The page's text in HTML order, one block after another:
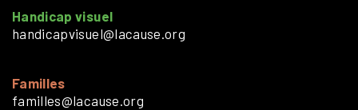
Handicap visuel
handicapvisuel@lacause.org
Familles
familles@lacause.org